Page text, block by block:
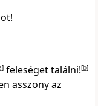
]feleséget találni![b]
asszony az